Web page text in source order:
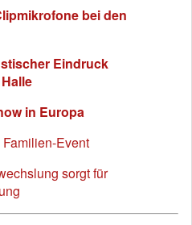
bei den
Eindruck
in Europa
Event
sorgt für